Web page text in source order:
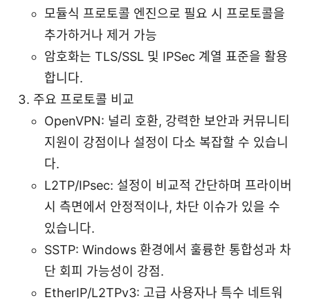
모듈식 프로토콜 엔진으로 필요 시 프로토콜을
추가하거나 제거 가능
암호화는 TLS/SSL 및 IPSec 계열 표준을 활용
합니다.
주요 프로토콜 비교
OpenVPN: 널리 호환, 강력한 보안과 커뮤니티
지원이 강점이나 설정이 다소 복잡할 수 있습니
다.
L2TP/IPsec: 설정이 비교적 간단하며 프라이버
시 측면에서 안정적이나, 차단 이슈가 있을 수
있습니다.
SSTP: Windows 환경에서 훌륭한 통합성과 차
단 회피 가능성이 강점.
EtherIP/L2TPv3: 고급 사용자나 특수 네트워